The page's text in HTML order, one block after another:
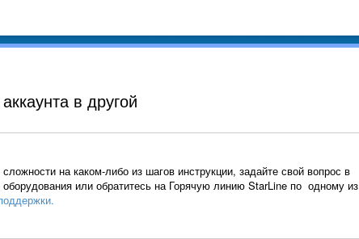
в другой
на каком-либо из шагов инструкции, задайте свой вопрос в
или обратитесь на Горячую линию StarLine по одному из